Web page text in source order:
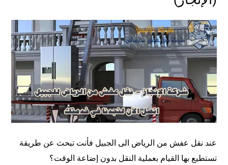
عند نقل عفش من الرياض الى الجبيل فأنت تبحث عن طريقة
تستطيع بها القيام بعملية النقل بدون إضاعة الوقت؟